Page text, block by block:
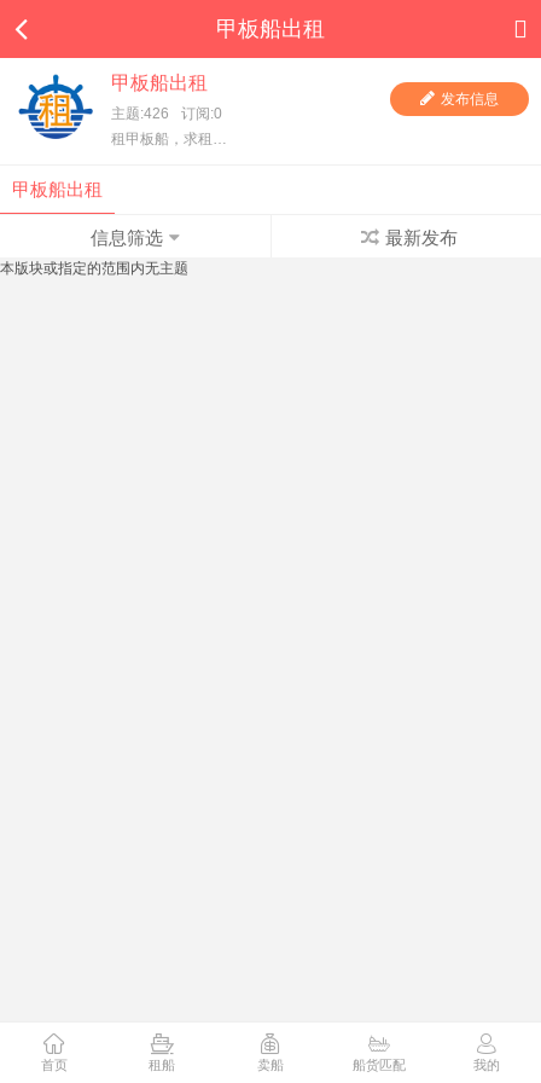
甲板船出租
甲板船出租
主题:426
订阅:0
租甲板船，求租甲板船，一手甲板船东直租，项目方求租，甲板船东、货主都在这里，快进来看看吧！
发布信息
甲板船出租
信息筛选 最新发布
本版块或指定的范围内无主题
首页 租船 卖船 船货匹配 我的